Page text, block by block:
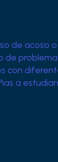
de acoso
de
con
a